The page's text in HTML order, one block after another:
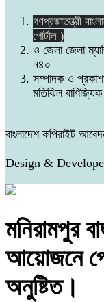
গণপ্রজাতন্ত্রী
পোর্টাল )
ও জেলা জেলা
ন৪০
সম্পাদক ও
মতিঝিল
বাংলাদেশ কপিরাইট
Design &
মনিরামপুর
আয়োজনে
অনুষ্টিত।